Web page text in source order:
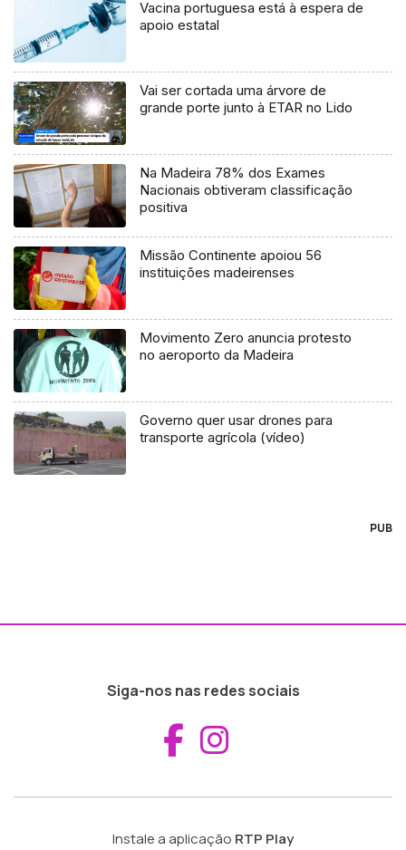
Vacina portuguesa está à espera de
apoio estatal
Vai ser cortada uma árvore de
grande porte junto à ETAR no Lido
Na Madeira 78% dos Exames
Nacionais obtiveram classificação
positiva
Missão Continente apoiou 56
instituições madeirenses
Movimento Zero anuncia protesto
no aeroporto da Madeira
Governo quer usar drones para
transporte agrícola (vídeo)
PUB
Siga-nos nas redes sociais
Aceder ao
Instale a aplicação RTP Play